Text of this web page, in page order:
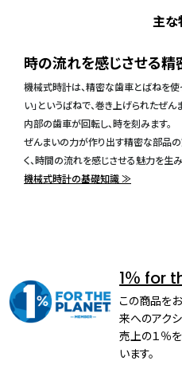
主な
時の流れを感じさせる精
機械式時計は、精密な歯車とばねを使
い」というばねで、巻き上げられたぜ
内部の歯車が回転し、時を刻みます。
ぜんまいの力が作り出す精密な部品の
く、時間の流れを感じさせる魅力を生み
機械式時計の基礎知識 ≫
1％ for
この商品を
来へのアク
売上の１％
います。